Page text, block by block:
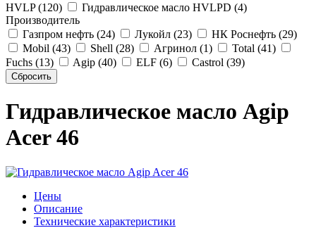
HVLP (120)
Гидравлическое масло HVLPD (4)
Производитель
Газпром нефть (24)
Лукойл (23)
НК Роснефть (29)
Mobil (43)
Shell (28) Агринол (1)
Total (41)
Fuchs (13)
Agip (40) ELF (6) Castrol (39)
Гидравлическое масло Agip
Acer 46
Цены
Описание
Технические характеристики